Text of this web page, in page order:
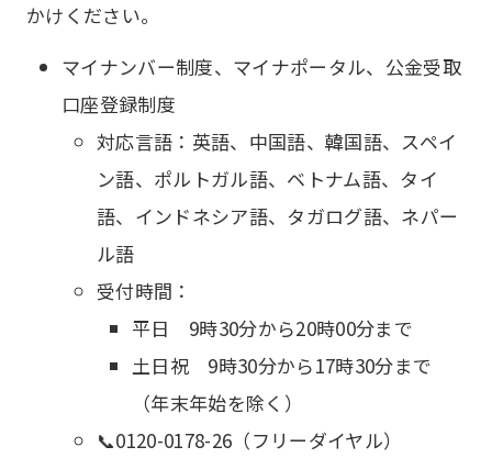
かけください。
マイナンバー制度、マイナポータル、公金受取
口座登録制度
対応言語：英語、中国語、韓国語、スペイ
ン語、ポルトガル語、ベトナム語、タイ
語、インドネシア語、タガログ語、ネパー
ル語
受付時間：
平日 9時30分から20時00分まで
土日祝 9時30分から17時30分まで
（年末年始を除く）
📞0120-0178-26（フリーダイヤル）